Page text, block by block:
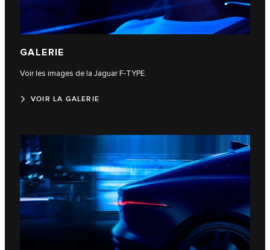
GALERIE
Voir les images de la Jaguar F-TYPE.
VOIR LA GALERIE